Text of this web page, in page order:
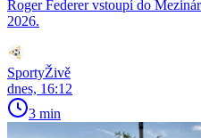
Roger Federer vstoupí do
2026.
SportyŽivě
dnes, 16:12
3 min